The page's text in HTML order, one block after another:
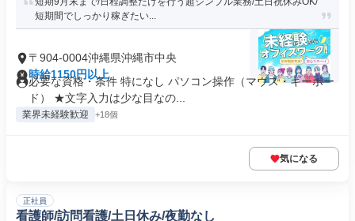
短期間でしっかり稼ぎたい...
〒904-0004沖縄県沖縄市中央
時給1150円以上
必要な資格・条件 特になし パソコン操作（マウス・キーボー
ド） ★文字入力は少な目なの...
業界未経験歓迎 +18個
気になる
正社員
看護師/訪問看護/土日休み/夜勤なし